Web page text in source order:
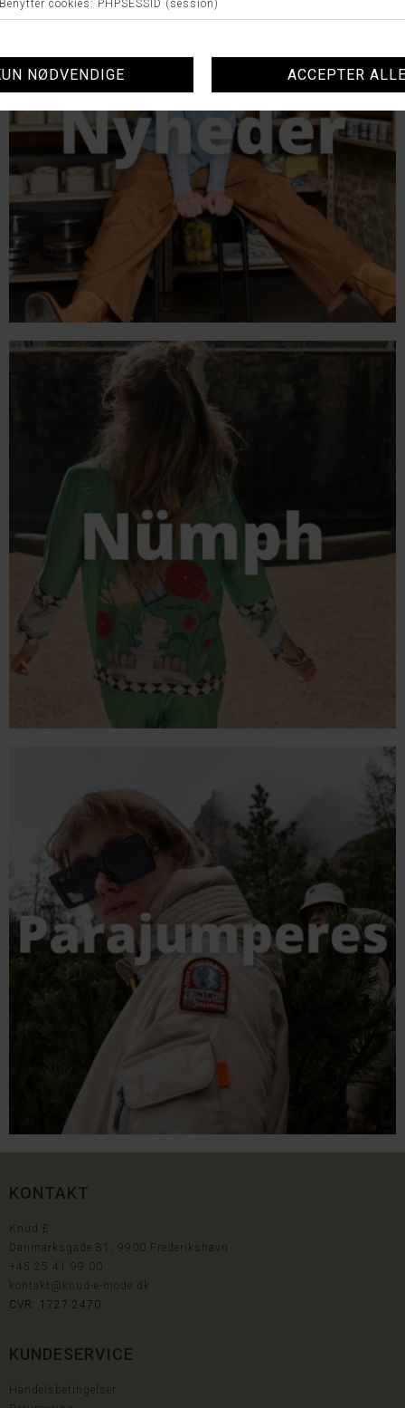
KONTAKT
Knud E
Danmarksgade 81, 9900 Frederikshavn
+45 25 41 99 00
kontakt@knud-e-mode.dk
CVR: 1727 2470
KUNDESERVICE
Handelsbetingelser